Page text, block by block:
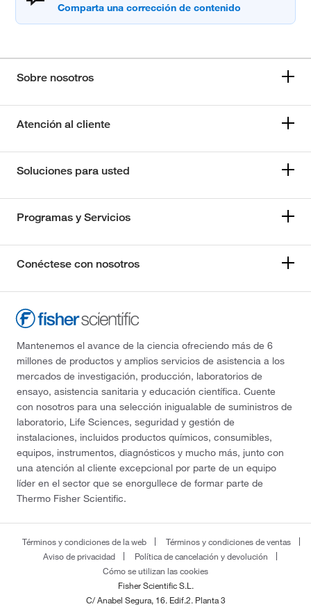
Sobre nosotros
Atención al cliente
Soluciones para usted
Programas y Servicios
Conéctese con nosotros
Mantenemos el avance de la ciencia ofreciendo más de 6
millones de productos y amplios servicios de asistencia a los
mercados de investigación, producción, laboratorios de
ensayo, asistencia sanitaria y educación científica. Cuente
con nosotros para una selección inigualable de suministros de
laboratorio, Life Sciences, seguridad y gestión de
instalaciones, incluidos productos químicos, consumibles,
equipos, instrumentos, diagnósticos y mucho más, junto con
una atención al cliente excepcional por parte de un equipo
líder en el sector que se enorgullece de formar parte de
Thermo Fisher Scientific.
Términos y condiciones de la web
Términos y condiciones de ventas
Aviso de privacidad
Política de cancelación y devolución
Cómo se utilizan las cookies
Fisher Scientific S.L.
C/ Anabel Segura, 16. Edif.2. Planta 3